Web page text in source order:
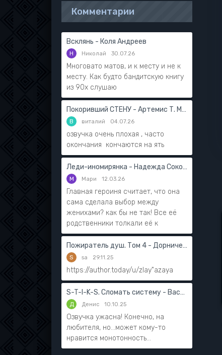
Комментарии
Всклянь - Коля Андреев
Н Николай 30.07.26
Многовато матов, и к месту и не к
месту. Как будто бандитскую книгу
из 90х слушаю
Покоривший СТЕНУ - Артемис Т. Мантикор
В виталий 04.07.26
озвучка очень плохая , часто
окончания кончаются на ять
Леди-иномирянка - Надежда Соколова
М Мари 12.03.26
Главная героиня считает, что она
сама сделала выбор между
женихами? как бы не так! Все её
родственники толкали её к
Пожиратель душ. Том 4 - Дорничев Дмитрий
S sa 29.11.25
https://author.today/u/zlay"azaya
S-T-I-K-S. Сломать систему - Василий Мушинский
Д Денис 10.10.25
Озвучка ужасна! Конечно, на
любителя, но...может кому-то
нравится монотонность...